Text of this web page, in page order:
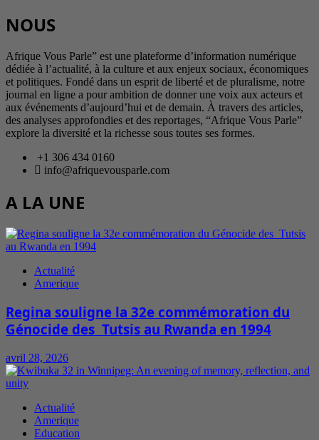
NOUS
Afrique Vous Parle” est une plateforme d’information numérique
dédiée à l’actualité, à la culture et aux enjeux sociaux, économiques
et politiques. Fondé dans un esprit de liberté et de pluralisme, notre
journal en ligne a pour ambition de donner une voix aux acteurs et
aux événements d’aujourd’hui et de demain. À travers des articles,
des analyses approfondies et des reportages, “Afrique Vous Parle”
explore la diversité et la richesse sous toutes ses formes.
+1 306 434 0160
info@afriquevousparle.com
A LA UNE
Actualité
Amerique
Regina souligne la 32e commémoration du
Génocide des Tutsis au Rwanda en 1994
avril 28, 2026
Actualité
Amerique
Education